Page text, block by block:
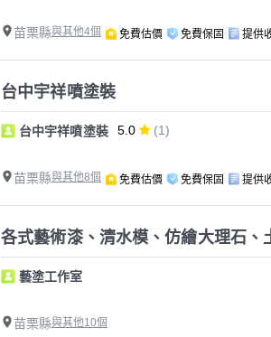
苗栗縣與其他4個 免費估價 免費保固 提供
台中宇祥噴塗裝
台中宇祥噴塗裝 5.0 (1)
苗栗縣與其他8個 免費估價 免費保固 提供
各式藝術漆、清水模、仿繪大理石
藝塗工作室
苗栗縣與其他10個